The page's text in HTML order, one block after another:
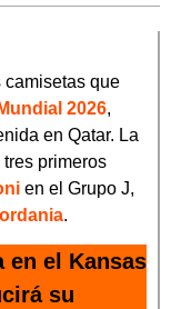
camisetas que
Mundial 2026,
en Qatar. La
primeros
en el Grupo J,
.
en el Kansas
su